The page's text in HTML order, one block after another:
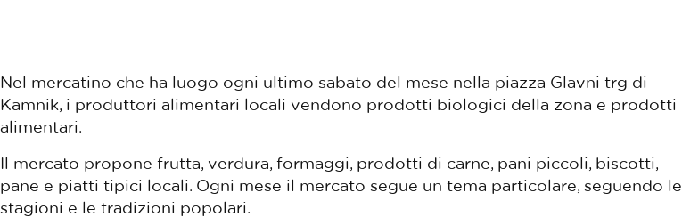
Nel mercatino che ha luogo ogni ultimo sabato del mese nella piazza Glavni trg di
Kamnik, i produttori alimentari locali vendono prodotti biologici della zona e prodotti
alimentari.
Il mercato propone frutta, verdura, formaggi, prodotti di carne, pani piccoli, biscotti,
pane e piatti tipici locali. Ogni mese il mercato segue un tema particolare, seguendo le
stagioni e le tradizioni popolari.